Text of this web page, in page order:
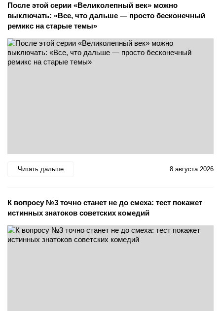
После этой серии «Великолепный век» можно
выключать: «Все, что дальше — просто бесконечный
ремикс на старые темы»
Читать дальше 8 августа 2026
К вопросу №3 точно станет не до смеха: тест покажет
истинных знатоков советских комедий